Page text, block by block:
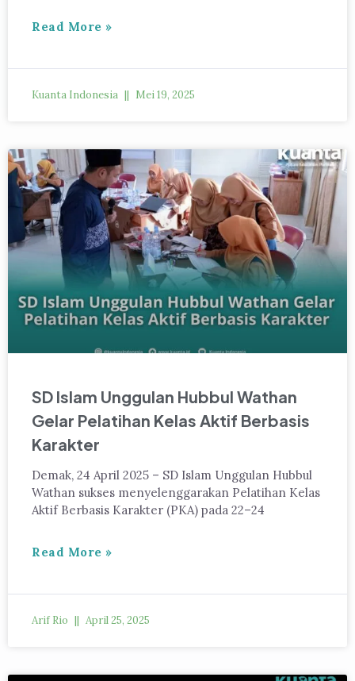
Read More »
Kuanta Indonesia Mei 19, 2025
SD Islam Unggulan Hubbul Wathan
Gelar Pelatihan Kelas Aktif Berbasis
Karakter
Demak, 24 April 2025 – SD Islam Unggulan Hubbul
Wathan sukses menyelenggarakan Pelatihan Kelas
Aktif Berbasis Karakter (PKA) pada 22–24
Read More »
Arif Rio April 25, 2025